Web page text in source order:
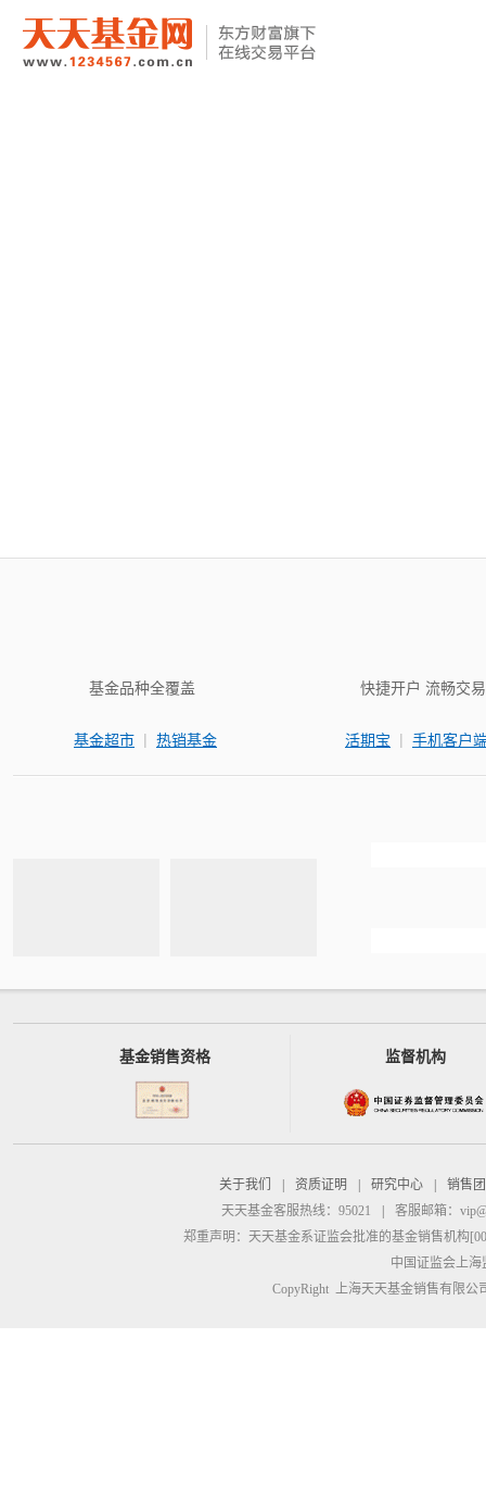
基金品种全覆盖
基金超市 | 热销基金
快捷开户 流畅交易
活期宝 | 手机客户
基金销售资格 监督机构
关于我们 资质证明 研究中心
销售
天天基金客服热线：95021
客服邮箱：
郑重声明： 天天基金系证监会批准的基金销售机构
中国证监会上
CopyRight 上海天天基金销售有限